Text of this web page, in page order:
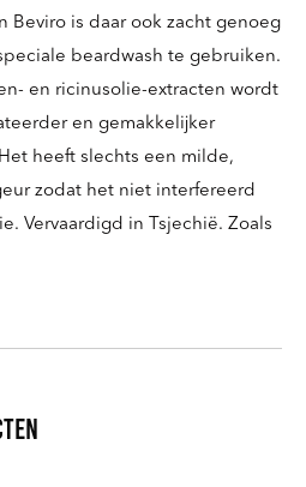
Beviro is daar ook zacht genoeg
beardwash te gebruiken.
en ricinusolie-extracten wordt
en gemakkelijker
heeft slechts een milde,
zodat het niet interfereerd
Vervaardigd in Tsjechië. Zoals